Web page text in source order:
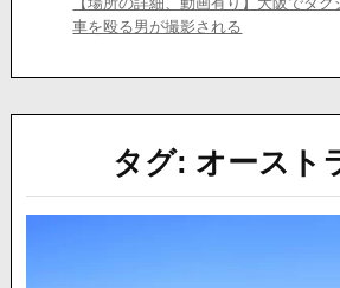
車を殴る男が撮影される
タグ: オースト